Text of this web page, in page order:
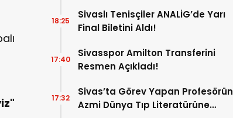
Sivaslı Tenisçiler ANALİG’de Yarı
Final Biletini Aldı!
18:25
Sivasspor Amilton Transferini
Resmen Açıkladı!
17:40
Sivas’ta Görev Yapan Profesörün
Azmi Dünya Tıp Literatürüne
17:32